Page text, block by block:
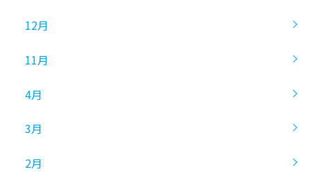
12月
11月
4月
3月
2月